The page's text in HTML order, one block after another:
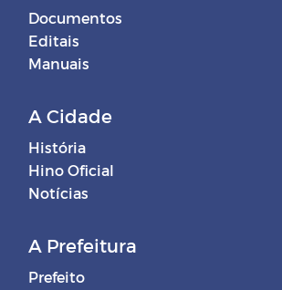
Documentos
Editais
Manuais
A Cidade
História
Hino Oficial
Notícias
A Prefeitura
Prefeito